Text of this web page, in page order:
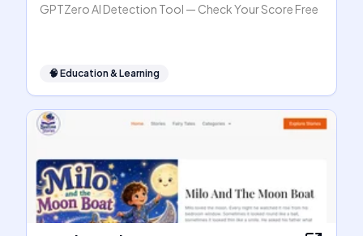
GPTZero AI Detection Tool — Check Your Score Free
🧠 Education & Learning